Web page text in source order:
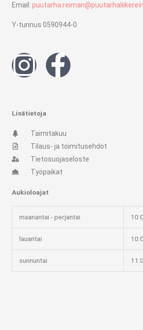
Email:
Y-tunnus 0590944-0
I
n
s
t
a
g
r
a
m
F
a
e
b
o
o
k
-
Lisätietoja
Taimitakuu
Tilaus- ja toimitusehdot
Tietosuojaseloste
Työpaikat
Aukioloajat
maanantai - perjantai
lauantai
sunnuntai